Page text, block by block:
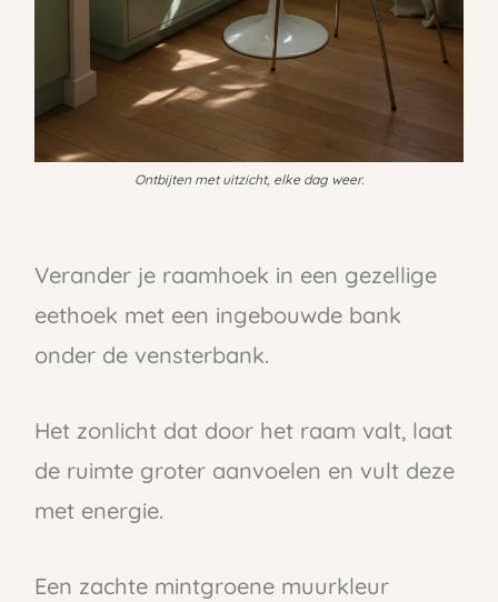
Ontbijten met uitzicht, elke dag weer.
Verander je raamhoek in een gezellige
eethoek met een ingebouwde bank
onder de vensterbank.
Het zonlicht dat door het raam valt, laat
de ruimte groter aanvoelen en vult deze
met energie.
Een zachte mintgroene muurkleur